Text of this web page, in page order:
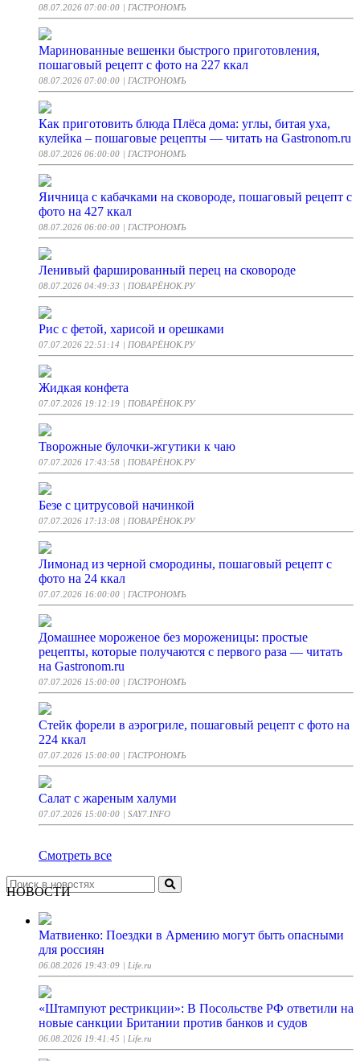
08.07.2026 07:00:00 | ГАСТРОНОМЪ
Маринованные вешенки быстрого приготовления,
пошаговый рецепт с фото на 227 ккал
08.07.2026 07:00:00 | ГАСТРОНОМЪ
Как приготовить блюда Плёса дома: углы, битая уха,
кулейка – пошаговые рецепты — читать на Gastronom.ru
08.07.2026 06:00:00 | ГАСТРОНОМЪ
Яичница с кабачками на сковороде, пошаговый рецепт с
фото на 427 ккал
08.07.2026 06:00:00 | ГАСТРОНОМЪ
Ленивый фаршированный перец на сковороде
08.07.2026 04:49:33 | ПОВАРЁНОК.РУ
Рис с фетой, харисой и орешками
07.07.2026 22:51:14 | ПОВАРЁНОК.РУ
Жидкая конфета
07.07.2026 19:12:19 | ПОВАРЁНОК.РУ
Творожные булочки-жгутики к чаю
07.07.2026 17:43:58 | ПОВАРЁНОК.РУ
Безе с цитрусовой начинкой
07.07.2026 17:13:08 | ПОВАРЁНОК.РУ
Лимонад из черной смородины, пошаговый рецепт с
фото на 24 ккал
07.07.2026 16:00:00 | ГАСТРОНОМЪ
Домашнее мороженое без мороженицы: простые
рецепты, которые получаются с первого раза — читать
на Gastronom.ru
07.07.2026 15:00:00 | ГАСТРОНОМЪ
Стейк форели в аэрогриле, пошаговый рецепт с фото на
224 ккал
07.07.2026 15:00:00 | ГАСТРОНОМЪ
Салат с жареным халуми
07.07.2026 15:00:00 | SAY7.INFO
Смотреть все
НОВОСТИ
Матвиенко: Поездки в Армению могут быть опасными
для россиян
06.08.2026 19:43:09 | Life.ru
«Штампуют рестрикции»: В Посольстве РФ ответили на
новые санкции Британии против банков и судов
06.08.2026 19:41:45 | Life.ru